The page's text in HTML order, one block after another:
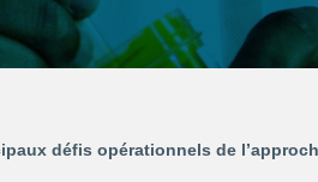
défis opérationnels de